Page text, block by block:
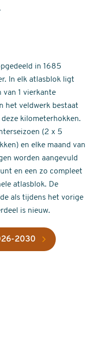
in 1685
In elk atlasblok ligt
van 1 vierkante
het veldwerk bestaat
kilometerhokken.
(2 x 5
en elke maand van
worden aangevuld
en een zo compleet
atlasblok. De
als tijdens het vorige
is nieuw.
2030